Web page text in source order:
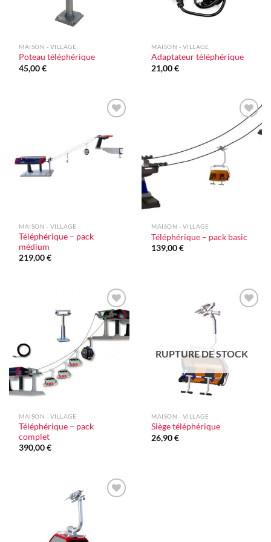
MAISON - VILLAGE
Poteau téléphérique
45,00€
MAISON - VILLAGE
Adaptateur téléphérique
21,00€
à la liste
d'envie
MAISON - VILLAGE
Téléphérique – pack
médium
219,00€
Ajouter
à la liste
d'envie
MAISON - VILLAGE
Téléphérique – pack basic
139,00€
Ajouter
à la liste
d'envie
MAISON - VILLAGE
Téléphérique – pack
complet
390,00€
RUPTURE DE STOCK
MAISON - VILLAGE
Siège téléphérique
26,90€